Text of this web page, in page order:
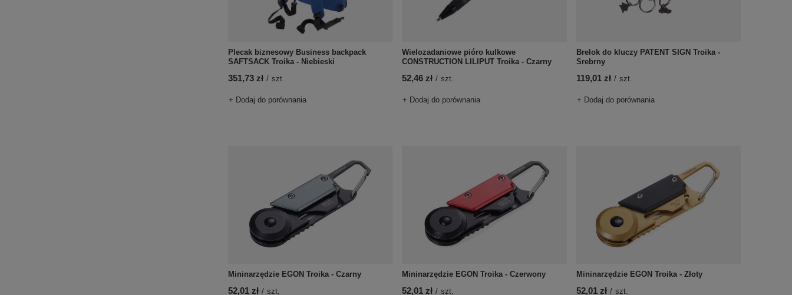
Plecak biznesowy Business backpack
SAFTSACK Troika - Niebieski
351,73 zł / szt.
+ Dodaj do porównania
Wielozadaniowe pióro kulkowe
CONSTRUCTION LILIPUT Troika - Czarny
52,46 zł / szt.
+ Dodaj do porównania
Brelok do kluczy PATENT SIGN Troika -
Srebrny
119,01 zł / szt.
+ Dodaj do porównania
Mininarzędzie EGON Troika - Czarny
52,01 zł / szt.
Mininarzędzie EGON Troika - Czerwony
52,01 zł / szt.
Mininarzędzie EGON Troika - Złoty
52,01 zł / szt.